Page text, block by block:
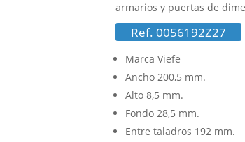
armarios y puertas de
Ref. 0056192Z27
Marca Viefe
Ancho 200,5 mm.
Alto 8,5 mm.
Fondo 28,5 mm.
Entre taladros 192 mm.